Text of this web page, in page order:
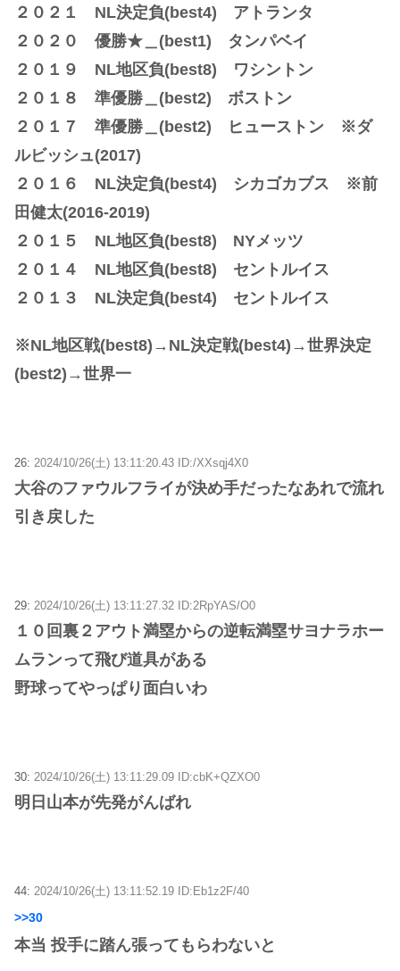
２０２１ NL決定負(best4) アトランタ
２０２０ 優勝★＿(best1) タンパベイ
２０１９ NL地区負(best8) ワシントン
２０１８ 準優勝＿(best2) ボストン
２０１７ 準優勝＿(best2) ヒューストン ※ダ
ルビッシュ(2017)
２０１６ NL決定負(best4) シカゴカブス ※前
田健太(2016-2019)
２０１５ NL地区負(best8) NYメッツ
２０１４ NL地区負(best8) セントルイス
２０１３ NL決定負(best4) セントルイス
※NL地区戦(best8)→NL決定戦(best4)→世界決定
(best2)→世界一
26: 2024/10/26(土) 13:11:20.43 ID:/XXsqj4X0
大谷のファウルフライが決め手だったなあれで流れ
引き戻した
29: 2024/10/26(土) 13:11:27.32 ID:2RpYAS/O0
１０回裏２アウト満塁からの逆転満塁サヨナラホー
ムランって飛び道具がある
野球ってやっぱり面白いわ
30: 2024/10/26(土) 13:11:29.09 ID:cbK+QZXO0
明日山本が先発がんばれ
44: 2024/10/26(土) 13:11:52.19 ID:Eb1z2F/40
>>30
本当 投手に踏ん張ってもらわないと